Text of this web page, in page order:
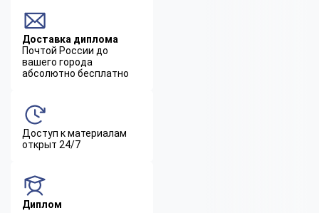
Доставка диплома
Почтой России до
вашего города
абсолютно бесплатно
Доступ к материалам
открыт 24/7
Диплом